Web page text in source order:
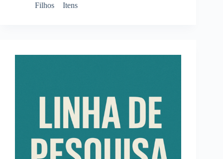
Filhos
Itens